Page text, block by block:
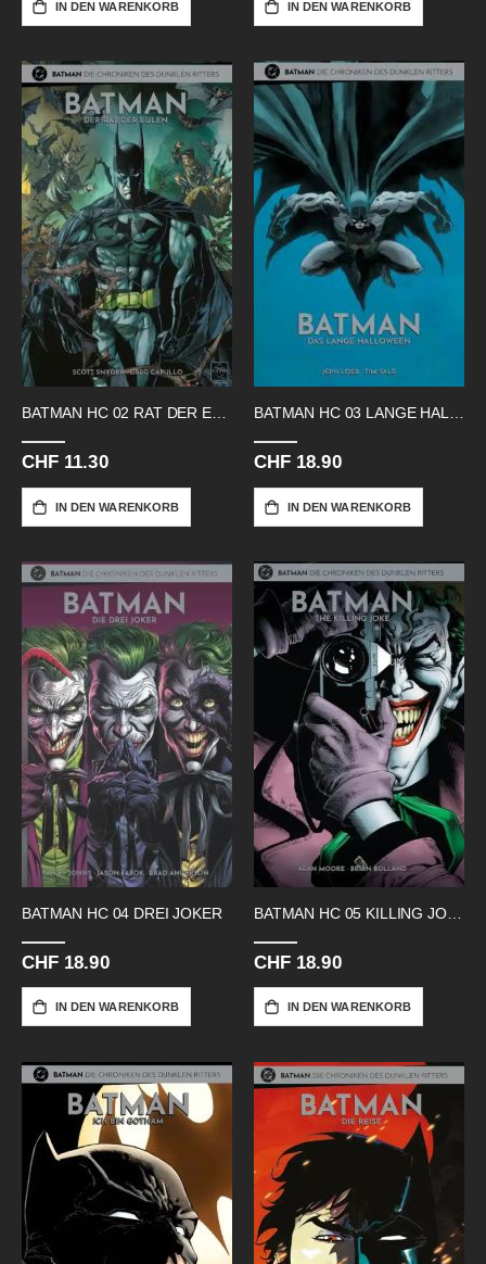
IN DEN WARENKORB IN DEN WARENKORB
BATMAN HC 02 RAT DER EULEN
CHF 11.30
IN DEN WARENKORB
CHF 18.90
IN DEN WARENKORB
BATMAN HC 04 DREI JOKER
CHF 18.90
IN DEN WARENKORB
BATMAN HC 05 KILLING JOKE
CHF 18.90
IN DEN WARENKORB